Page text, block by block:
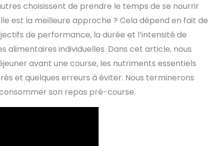
choisissent de prendre le temps de se nourrir
est la meilleure approche ? Cela dépend en fait de
de performance, la durée et l’intensité de
alimentaires individuelles. Dans cet article, nous
avant une course, les nutriments essentiels
et quelques erreurs à éviter. Nous terminerons
son repas pré-course.